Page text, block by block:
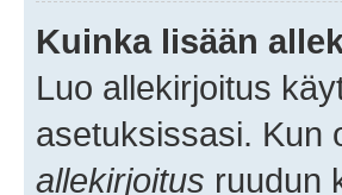
Kuinka lisään
Luo allekirjoitus
asetuksissasi. Kun
allekirjoitus ruudun